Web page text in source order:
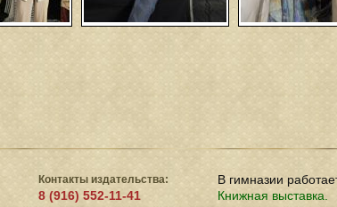
Контакты издательства:
8 (916) 552-11-41
В гимназии
Книжная выставка.